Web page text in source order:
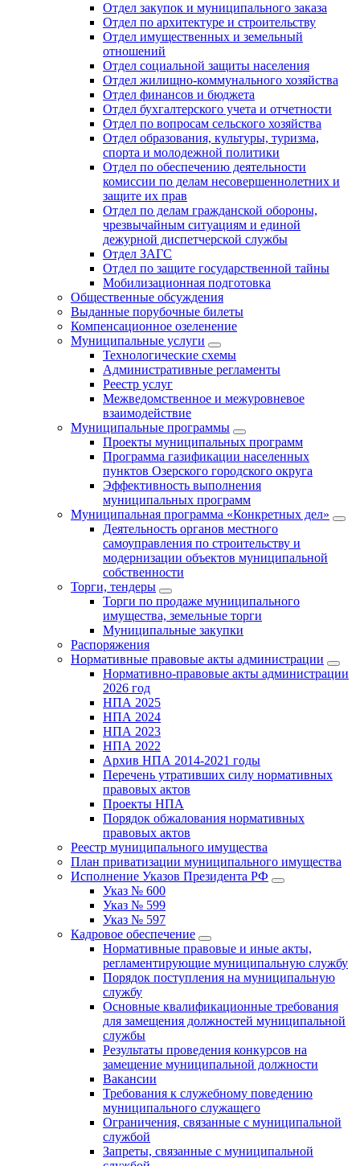
Отдел закупок и муниципального заказа
Отдел по архитектуре и строительству
Отдел имущественных и земельный
отношений
Отдел социальной защиты населения
Отдел жилищно-коммунального хозяйства
Отдел финансов и бюджета
Отдел бухгалтерского учета и отчетности
Отдел по вопросам сельского хозяйства
Отдел образования, культуры, туризма,
спорта и молодежной политики
Отдел по обеспечению деятельности
комиссии по делам несовершеннолетних и
защите их прав
Отдел по делам гражданской обороны,
чрезвычайным ситуациям и единой
дежурной диспетчерской службы
Отдел ЗАГС
Отдел по защите государственной тайны
Мобилизационная подготовка
Общественные обсуждения
Выданные порубочные билеты
Компенсационное озеленение
Муниципальные услуги
Технологические схемы
Административные регламенты
Реестр услуг
Межведомственное и межуровневое
взаимодействие
Муниципальные программы
Проекты муниципальных программ
Программа газификации населенных
пунктов Озерского городского округа
Эффективность выполнения
муниципальных программ
Муниципальная программа «Конкретных дел»
Деятельность органов местного
самоуправления по строительству и
модернизации объектов муниципальной
собственности
Торги, тендеры
Торги по продаже муниципального
имущества, земельные торги
Муниципальные закупки
Распоряжения
Нормативные правовые акты администрации
Нормативно-правовые акты администрации
2026 год
НПА 2025
НПА 2024
НПА 2023
НПА 2022
Архив НПА 2014-2021 годы
Перечень утративших силу нормативных
правовых актов
Проекты НПА
Порядок обжалования нормативных
правовых актов
Реестр муниципального имущества
План приватизации муниципального имущества
Исполнение Указов Президента РФ
Указ № 600
Указ № 599
Указ № 597
Кадровое обеспечение
Нормативные правовые и иные акты,
регламентирующие муниципальную службу
Порядок поступления на муниципальную
службу
Основные квалификационные требования
для замещения должностей муниципальной
службы
Результаты проведения конкурсов на
замещение муниципальной должности
Вакансии
Требования к служебному поведению
муниципального служащего
Ограничения, связанные с муниципальной
службой
Запреты, связанные с муниципальной